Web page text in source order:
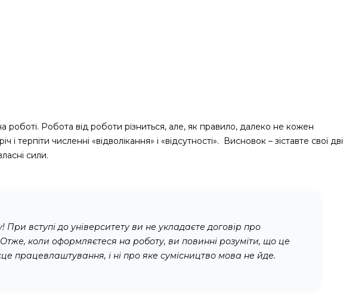
роботі. Робота від роботи різниться, але, як правило, далеко не кожен
терпіти численні «відволікання» і «відсутності». Висновок – зіставте свої дві
сили.
При вступі до університету ви не укладаєте договір про
коли оформляєтеся на роботу, ви повинні розуміти, що це
працевлаштування, і ні про яке сумісництво мова не йде.